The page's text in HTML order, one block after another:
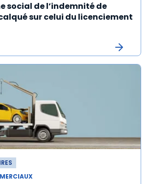
social de l’indemnité de
sur celui du licenciement